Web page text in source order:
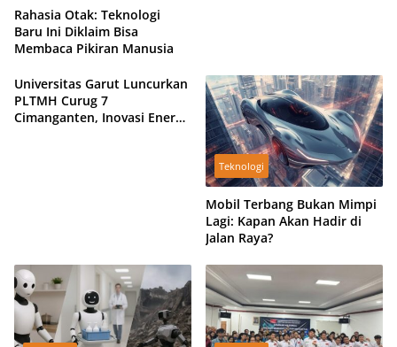
Rahasia Otak: Teknologi
Baru Ini Diklaim Bisa
Membaca Pikiran Manusia
Universitas Garut Luncurkan
PLTMH Curug 7
Cimanganten, Inovasi Energi
Teknologi
Mobil Terbang Bukan Mimpi
Lagi: Kapan Akan Hadir di
Jalan Raya?